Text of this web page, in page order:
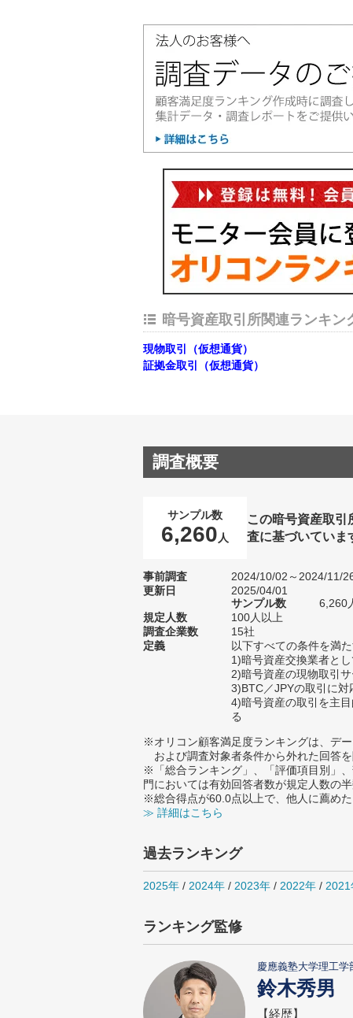
暗号資産取引所関連ランキン
現物取引（仮想通貨）
証拠金取引（仮想通貨）
調査概要
サンプル数
6,260 人
この暗号資産取引
査に基づいていま
事前調査
2024/10/02～2024/11/
更新日
2025/04/01
サンプル数
6,260
規定人数
100人以上
調査企業数
15社
定義
以下すべての条件を満
1)暗号資産交換業者と
2)暗号資産の現物取引
3)BTC／JPYの取引に対
4)暗号資産の取引を主
る
※オリコン顧客満足度ランキングは、デ
および調査対象者条件から外れた回答を
※「総合ランキング」、「評価項目別」
門においては有効回答者数が規定人数の
※総合得点が60.0点以上で、他人に薦め
≫ 詳細はこちら
過去ランキング
2025年 / 2024年 / 2023年 / 2022年 / 2021
ランキング監修
慶應義塾大学理工学
鈴木秀男
【経歴】